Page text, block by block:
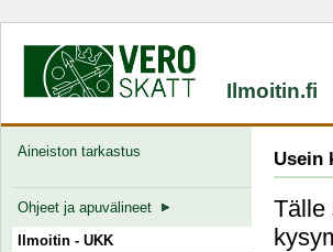
Ilmoitin.fi
Aineiston tarkastus
Ohjeet ja apuvälineet
Ilmoitin - UKK
Usein
Tälle